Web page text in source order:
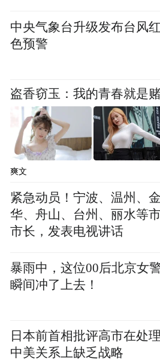
食、运动减肥等很多
“狠”。然而，尽管他付
秤速度始终达不到预期
弃，甚至晚上还会忍不住
直到最近一次体检时，
项指标异常，如血压、
尿病前期的胰岛素抵抗、
到体检报告后，小乐很沮
他寻求医学上的帮助，于
心总医院减重门诊就诊。
植入“外援”肠菌 他一个月
中央气象台升级发布台风红
色预警
盗香窃玉：我的青春就是
爽文
紧急动员！宁波、温州、金
华、舟山、台州、丽水等
市长，发表电视讲话
暴雨中，这位00后北京女
瞬间冲了上去！
日本前首相批评高市在处理
中美关系上缺乏战略